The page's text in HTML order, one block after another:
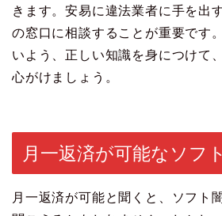
きます。安易に違法業者に手を出
の窓口に相談することが重要です
いよう、正しい知識を身につけて
心がけましょう。
月一返済が可能なソフ
月一返済が可能と聞くと、ソフト